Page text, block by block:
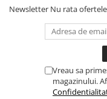
Balonul se livreaza
Setul contine un
Poate fi umflat cu
Pentru a prelungi
Newsletter Nu rata
Vreau sa
magazinului.